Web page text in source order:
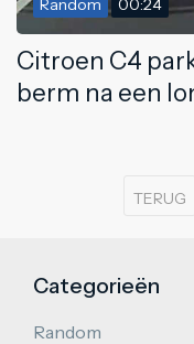
Random 00:24
Citroen C4
berm na een
TERUG
Categorieën
Random